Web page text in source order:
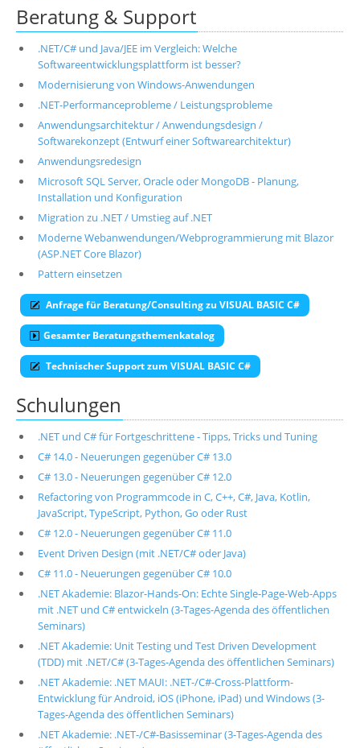
Beratung & Support
.NET/C# und Java/JEE im Vergleich: Welche
Softwareentwicklungsplattform ist besser?
Modernisierung von Windows-Anwendungen
.NET-Performanceprobleme / Leistungsprobleme
Anwendungsarchitektur / Anwendungsdesign /
Softwarekonzept (Entwurf einer Softwarearchitektur)
Anwendungsredesign
Microsoft SQL Server, Oracle oder MongoDB - Planung,
Installation und Konfiguration
Migration zu .NET / Umstieg auf .NET
Moderne Webanwendungen/Webprogrammierung mit Blazor
(ASP.NET Core Blazor)
Pattern einsetzen
Anfrage für Beratung/Consulting zu VISUAL BASIC C#
Gesamter Beratungsthemenkatalog
Technischer Support zum VISUAL BASIC C#
Schulungen
.NET und C# für Fortgeschrittene - Tipps, Tricks und Tuning
C# 14.0 - Neuerungen gegenüber C# 13.0
C# 13.0 - Neuerungen gegenüber C# 12.0
Refactoring von Programmcode in C, C++, C#, Java, Kotlin,
JavaScript, TypeScript, Python, Go oder Rust
C# 12.0 - Neuerungen gegenüber C# 11.0
Event Driven Design (mit .NET/C# oder Java)
C# 11.0 - Neuerungen gegenüber C# 10.0
.NET Akademie: Blazor-Hands-On: Echte Single-Page-Web-Apps
mit .NET und C# entwickeln (3-Tages-Agenda des öffentlichen
Seminars)
.NET Akademie: Unit Testing und Test Driven Development
(TDD) mit .NET/C# (3-Tages-Agenda des öffentlichen Seminars)
.NET Akademie: .NET MAUI: .NET-/C#-Cross-Plattform-
Entwicklung für Android, iOS (iPhone, iPad) und Windows (3-
Tages-Agenda des öffentlichen Seminars)
.NET Akademie: .NET-/C#-Basisseminar (3-Tages-Agenda des